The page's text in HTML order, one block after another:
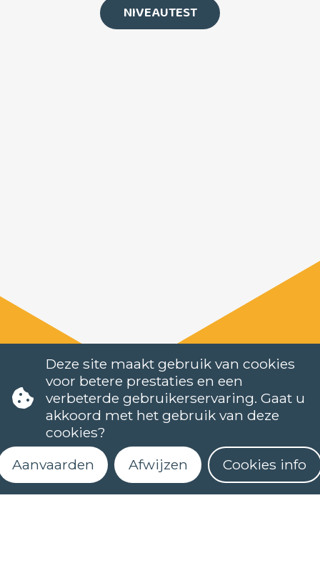
NIVEAUTEST
TALEN
Deze site maakt gebruik van cookies
voor betere prestaties en een
verbeterde gebruikerservaring. Gaat u
akkoord met het gebruik van deze
cookies?
Aanvaarden
Afwijzen Cookies info